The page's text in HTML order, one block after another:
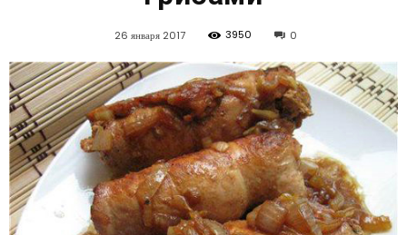
26 января 2017 3950 0